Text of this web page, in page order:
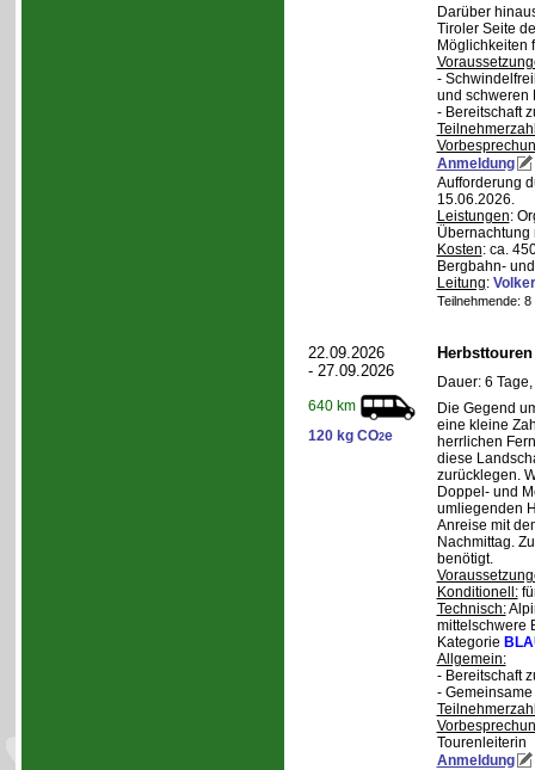
Darüber
Tiroler Seite
Möglichkeiten
-
und schweren
- Bereitschaft
Anmeldung
Aufforderung
15.06.2026.
Leistungen:
Übernachtung
Kosten: ca.
Bergbahn-
Leitung:
Teilnehmende:
22.09.2026
- 27.09.2026
640 km
120 kg CO2e
Dauer: 6
Die Gegend
eine kleine
herrlichen
diese
zurücklegen.
Doppel- und
umliegenden
Anreise mit
Nachmittag.
benötigt.
Konditionell:
Technisch:
mittelschwere
Kategorie
Allgemein:
- Bereitschaft
- Gemeinsame
Tourenleiterin
Anmeldung